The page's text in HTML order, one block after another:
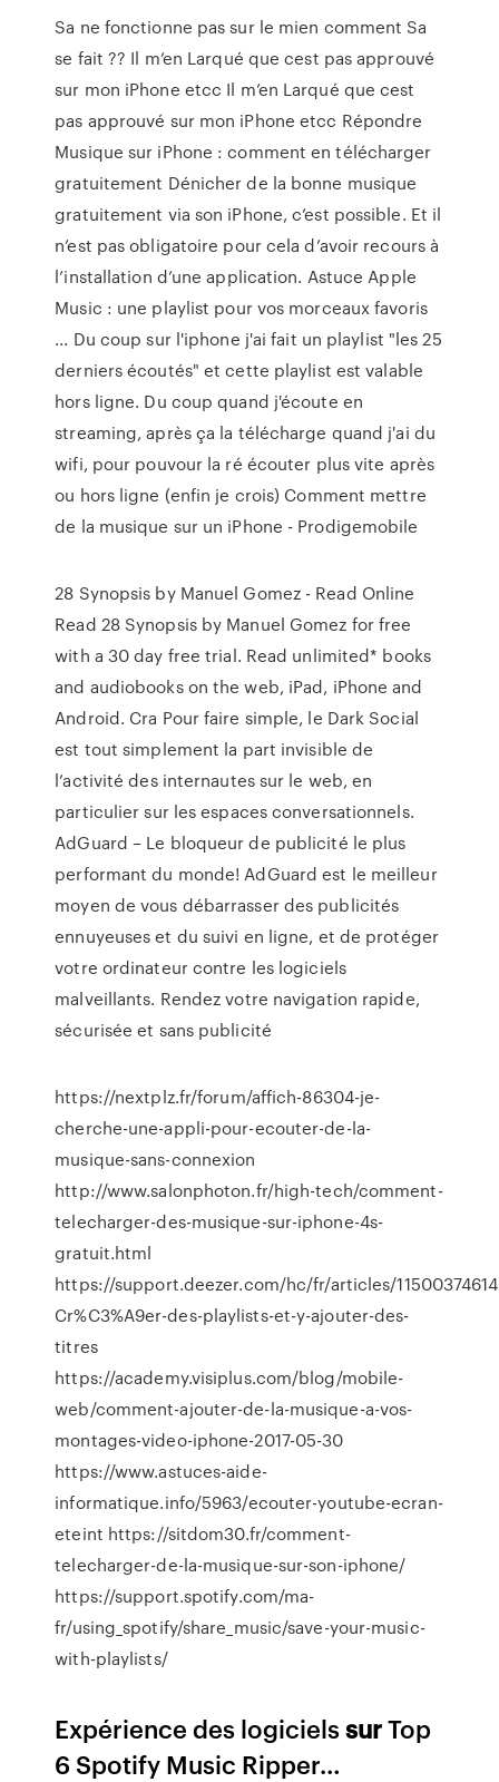
Sa ne fonctionne pas sur le mien comment Sa
se fait ?? Il m’en Larqué que cest pas approuvé
sur mon iPhone etcc Il m’en Larqué que cest
pas approuvé sur mon iPhone etcc Répondre
Musique sur iPhone : comment en télécharger
gratuitement Dénicher de la bonne musique
gratuitement via son iPhone, c’est possible. Et il
n’est pas obligatoire pour cela d’avoir recours à
l’installation d’une application. Astuce Apple
Music : une playlist pour vos morceaux favoris
... Du coup sur l'iphone j'ai fait un playlist "les 25
derniers écoutés" et cette playlist est valable
hors ligne. Du coup quand j'écoute en
streaming, après ça la télécharge quand j'ai du
wifi, pour pouvour la ré écouter plus vite après
ou hors ligne (enfin je crois) Comment mettre
de la musique sur un iPhone - Prodigemobile
28 Synopsis by Manuel Gomez - Read Online
Read 28 Synopsis by Manuel Gomez for free
with a 30 day free trial. Read unlimited* books
and audiobooks on the web, iPad, iPhone and
Android. Cra Pour faire simple, le Dark Social
est tout simplement la part invisible de
l’activité des internautes sur le web, en
particulier sur les espaces conversationnels.
AdGuard – Le bloqueur de publicité le plus
performant du monde! AdGuard est le meilleur
moyen de vous débarrasser des publicités
ennuyeuses et du suivi en ligne, et de protéger
votre ordinateur contre les logiciels
malveillants. Rendez votre navigation rapide,
sécurisée et sans publicité
https://nextplz.fr/forum/affich-86304-je-
cherche-une-appli-pour-ecouter-de-la-
musique-sans-connexion
http://www.salonphoton.fr/high-tech/comment-
telecharger-des-musique-sur-iphone-4s-
gratuit.html
https://support.deezer.com/hc/fr/articles/
Cr%C3%A9er-des-playlists-et-y-ajouter-des-
titres
https://academy.visiplus.com/blog/mobile-
web/comment-ajouter-de-la-musique-a-vos-
montages-video-iphone-2017-05-30
https://www.astuces-aide-
informatique.info/5963/ecouter-youtube-ecran-
eteint https://sitdom30.fr/comment-
telecharger-de-la-musique-sur-son-iphone/
https://support.spotify.com/ma-
fr/using_spotify/share_music/save-your-music-
with-playlists/
Expérience des logicielssurTop
6 Spotify Music Ripper…